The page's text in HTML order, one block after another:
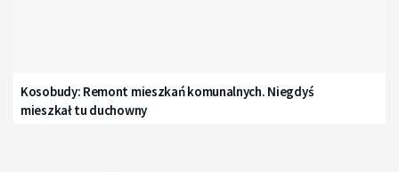
Kosobudy: Remont mieszkań komunalnych. Niegdyś
mieszkał tu duchowny